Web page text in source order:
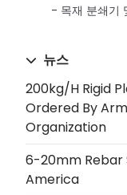
목재 분쇄기
뉴스
200kg/h Rigid
Ordered By
Organization
6-20mm Rebar
America